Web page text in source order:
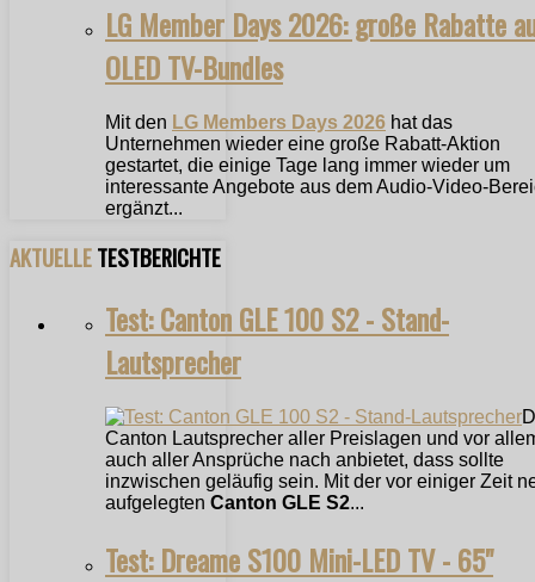
LG Member Days 2026: große Rabatte
OLED TV-Bundles
Mit den LG Members Days 2026 hat das
Unternehmen wieder eine große Rabatt-Aktion
gestartet, die einige Tage lang immer wieder um
interessante Angebote aus dem Audio-Video-
ergänzt...
AKTUELLETESTBERICHTE
Test: Canton GLE 100 S2 - Stand-
Lautsprecher
Canton Lautsprecher aller Preislagen und vor
auch aller Ansprüche nach anbietet, dass sollte
inzwischen geläufig sein. Mit der vor einiger Zeit
aufgelegten Canton GLE S2...
Test: Dreame S100 Mini-LED TV - 65"